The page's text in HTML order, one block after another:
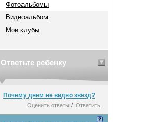
Фотоальбомы
Видеоальбом
Мои клубы
Ответьте ребенку
Почему днем не видно звёзд?
Оценить ответы / Ответить